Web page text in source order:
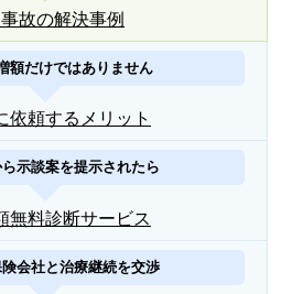
故の解決事例
額だけではありません
依頼するメリット
示談案を提示されたら
無料診断サービス
会社と治療継続を交渉